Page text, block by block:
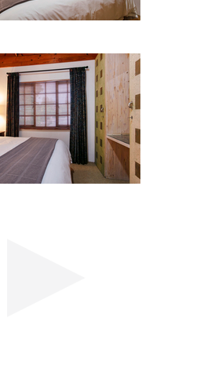
täglich gewartet
auf Anfrage zur Verfügung
Etagen- und Wäscheständer